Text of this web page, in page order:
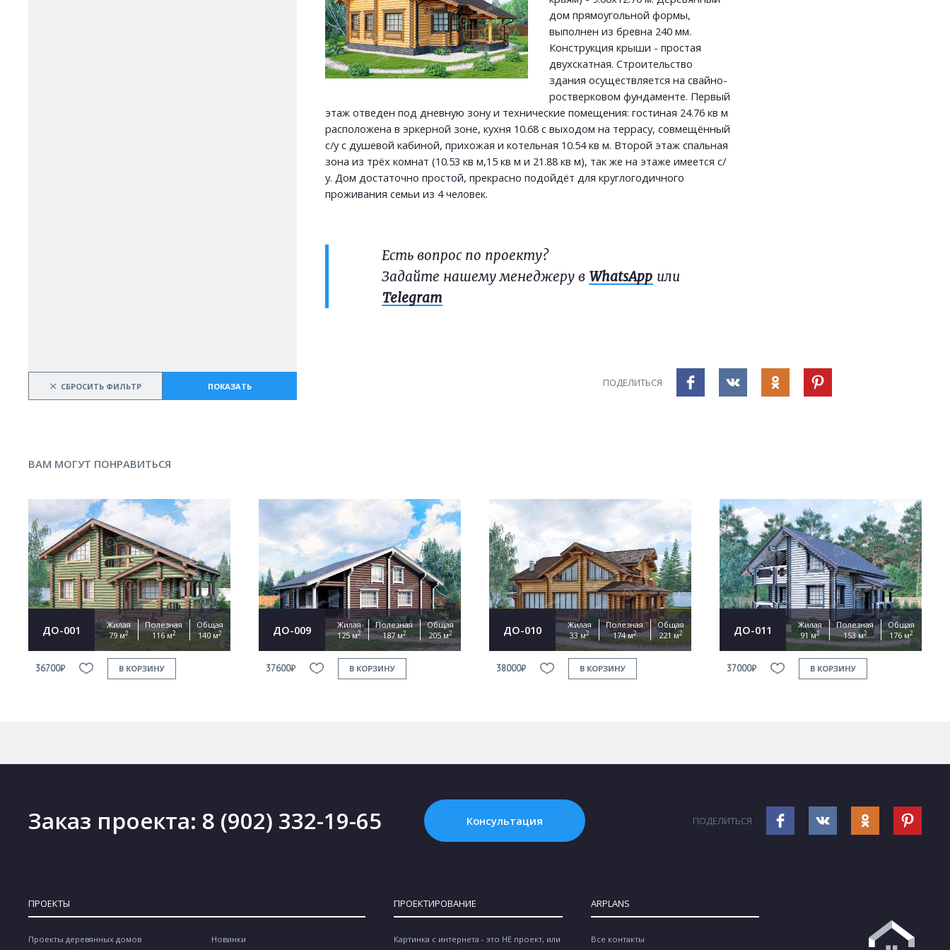
× СБРОСИТЬ ФИЛЬТР ПОКАЗАТЬ
дом прямоугольной формы,
выполнен из бревна 240 мм.
Конструкция крыши - простая
двухскатная. Строительство
здания осуществляется на свайно-
ростверковом фундаменте. Первый
этаж отведен под дневную зону и технические помещения: гостиная 24.76 кв м
расположена в эркерной зоне, кухня 10.68 с выходом на террасу, совмещённый
с/у с душевой кабиной, прихожая и котельная 10.54 кв м. Второй этаж спальная
зона из трёх комнат (10.53 кв м,15 кв м и 21.88 кв м), так же на этаже имеется с/
у. Дом достаточно простой, прекрасно подойдёт для круглогодичного
проживания семьи из 4 человек.
Есть вопрос по проекту?
Задайте нашему менеджеру в WhatsApp или
Telegram
ПОДЕЛИТЬСЯ
ВАМ МОГУТ ПОНРАВИТЬСЯ
ДО-001
Жилая
79 м2
Полезная
116 м2
Общая
140 м2
36700₽ В КОРЗИНУ
ДО-009
Жилая
125 м2
Полезная
187 м2
Общая
205 м2
37600₽ В КОРЗИНУ
ДО-010
Жилая
33 м2
Полезная
174 м2
Общая
221 м2
38000₽ В КОРЗИНУ
ДО-011
Жилая
91 м2
Полезная
153 м2
Общая
176 м2
37000₽ В КОРЗИНУ
Заказ проекта: 8 (902) 332-19-65 Консультация ПОДЕЛИТЬСЯ
ПРОЕКТЫ
Проекты деревянных домов Новинки
ПРОЕКТИРОВАНИЕ
Картинка с интернета - это НЕ проект, или
ARPLANS
Все контакты